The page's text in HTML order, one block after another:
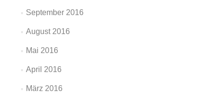
September 2016
August 2016
Mai 2016
April 2016
März 2016